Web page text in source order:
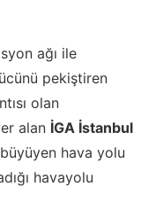
ağı ile
pekiştiren
olan
alan İGA İstanbul
büyüyen hava yolu
havayolu